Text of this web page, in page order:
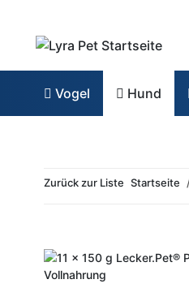
Vogel Hund
Zurück zur Liste Startseite